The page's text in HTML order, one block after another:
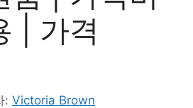
| 가격
: Victoria Brown